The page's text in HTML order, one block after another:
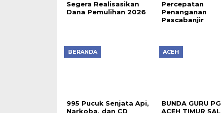
Segera Realisasikan
Dana Pemulihan 2026
Percepatan
Penanganan
Pascabanjir
BERANDA
995 Pucuk Senjata Api,
Narkoba, dan CD
ACEH
BUNDA GURU
ACEH TIMUR